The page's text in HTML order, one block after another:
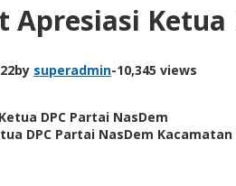
Apresiasi
by superadmin-10,345 views
DPC Partai NasDem